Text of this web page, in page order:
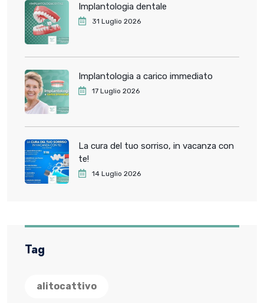
Implantologia dentale
31 Luglio 2026
Implantologia a carico immediato
17 Luglio 2026
La cura del tuo sorriso, in vacanza con
te!
14 Luglio 2026
Tag
alitocattivo